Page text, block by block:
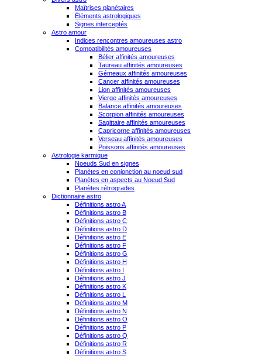
Maîtrises planétaires
Éléments astrologiques
Signes interceptés
Astro amour
Indices rencontres amoureuses astro
Compatibilités amoureuses
Bélier affinités amoureuses
Taureau affinités amoureuses
Gémeaux affinités amoureuses
Cancer affinités amoureuses
Lion affinités amoureuses
Vierge affinités amoureuses
Balance affinités amoureuses
Scorpion affinités amoureuses
Sagittaire affinités amoureuses
Capricorne affinités amoureuses
Verseau affinités amoureuses
Poissons affinités amoureuses
Astrologie karmique
Noeuds Sud en signes
Planètes en conjonction au noeud sud
Planètes en aspects au Noeud Sud
Planètes rétrogrades
Dictionnaire astro
Définitions astro A
Définitions astro B
Définitions astro C
Définitions astro D
Définitions astro E
Définitions astro F
Définitions astro G
Définitions astro H
Définitions astro I
Définitions astro J
Définitions astro K
Définitions astro L
Définitions astro M
Définitions astro N
Définitions astro O
Définitions astro P
Définitions astro Q
Définitions astro R
Définitions astro S